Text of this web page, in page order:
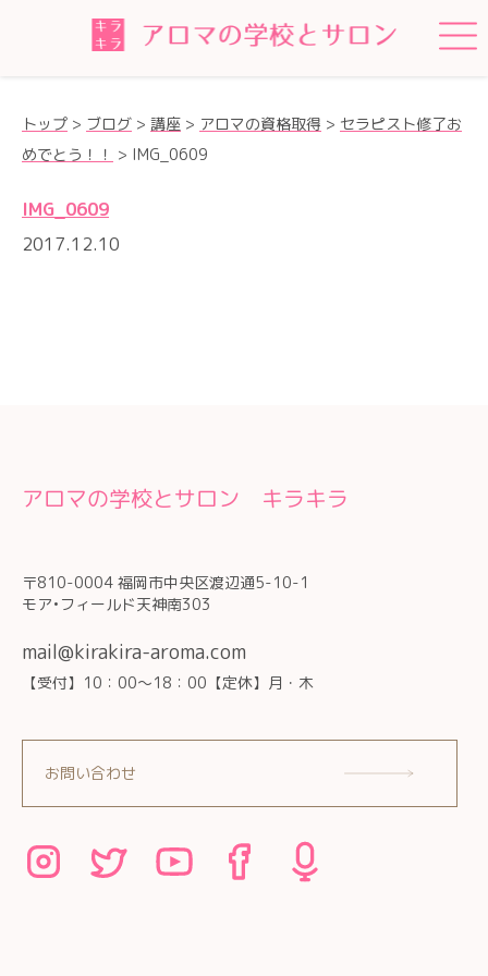
トップ > ブログ > 講座 > アロマの資格取得 > セラピスト修了お
めでとう！！ > IMG_0609
IMG_0609
2017.12.10
アロマの学校とサロン キラキラ
〒810-0004 福岡市中央区渡辺通5-10-1
モア•フィールド天神南303
mail@kirakira-aroma.com
【受付】10：00～18：00【定休】月・木
お問い合わせ